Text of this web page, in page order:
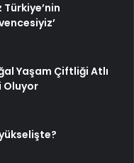
Türkiye’nin
Yaşam Çiftliği Atlı
Oluyor